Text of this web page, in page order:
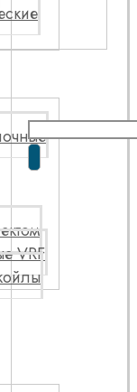
VRF